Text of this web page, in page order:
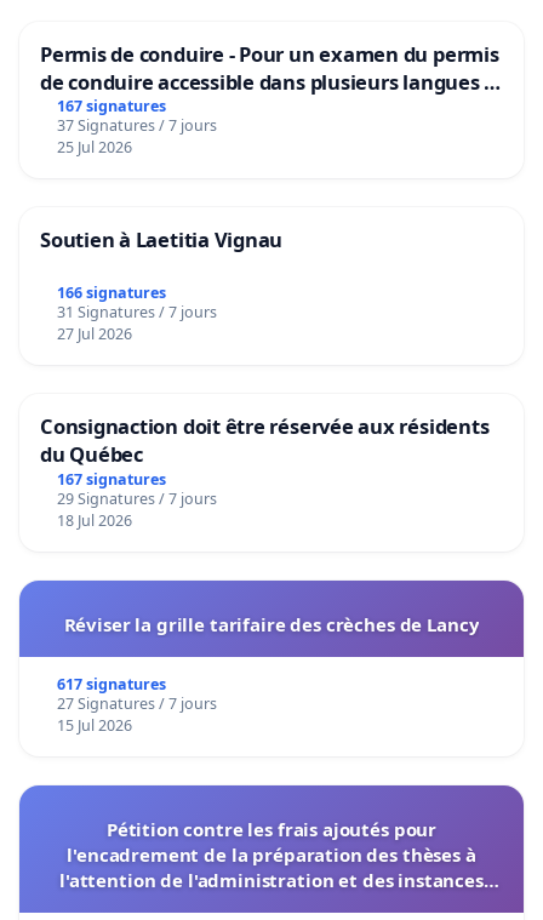
Permis de conduire - Pour un examen du permis
de conduire accessible dans plusieurs langues à
Bruxelles
167 signatures
37 Signatures / 7 jours
25 Jul 2026
Soutien à Laetitia Vignau
166 signatures
31 Signatures / 7 jours
27 Jul 2026
Consignaction doit être réservée aux résidents
du Québec
167 signatures
29 Signatures / 7 jours
18 Jul 2026
Réviser la grille tarifaire des crèches de Lancy
617 signatures
27 Signatures / 7 jours
15 Jul 2026
Pétition contre les frais ajoutés pour
l'encadrement de la préparation des thèses à
l'attention de l'administration et des instances